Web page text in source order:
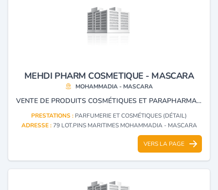
MEHDI PHARM COSMETIQUE - MASCARA
MOHAMMADIA - MASCARA
VENTE DE PRODUITS COSMÉTIQUES ET PARAPHARMACEUTIQUES.
PRESTATIONS : PARFUMERIE ET COSMÉTIQUES (DÉTAIL)
ADRESSE : 79 LOT.PINS MARITIMES MOHAMMADIA - MASCARA
VERS LA PAGE